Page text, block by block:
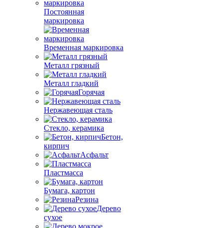
Постоянная
маркировка
Временная маркировка
Металл грязный
Металл гладкий
Горячая
Нержавеющая сталь
Стекло, керамика
Бетон,
кирпич
Асфальт
Пластмасса
Бумага, картон
Резина
Дерево
сухое